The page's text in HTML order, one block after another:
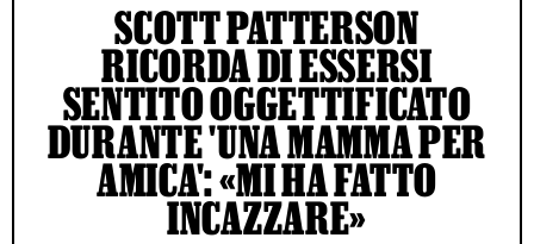
SCOTT PATTERSON
RICORDA DI ESSERSI
SENTITO OGGETTIFICATO
DURANTE 'UNA MAMMA PER
AMICA': «MI HA FATTO
INCAZZARE»